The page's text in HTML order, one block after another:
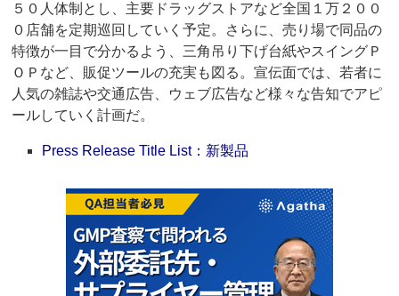
５０人体制とし、主要ドラッグストアなど全国１万２００
０店舗を定期巡回していく予定。さらに、売り場で同品の
特徴が一目で分かるよう、三角吊り下げ台紙やスイングＰ
ＯＰなど、販促ツールの充実も図る。宣伝面では、若者に
人気の雑誌や交通広告、ウェブ広告など様々な告知でアピ
ールしていく計画だ。
Press Release Title List：新製品